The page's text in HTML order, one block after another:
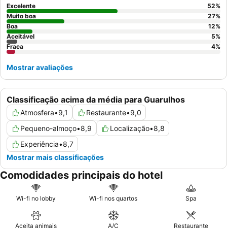
terraço no último piso
oferece excelentes vistas das aeronaves
que se aproximam.
Classificação acima da média para Guarulhos
Atmosfera•9,1 Restaurante•9,0
Pequeno-almoço•8,9 Localização•8,8
Experiência•8,7
Mostrar mais classificações
Excelente 52%
Muito boa
27%
Boa
12%
Aceitável
5%
Fraca
4%
Mostrar avaliações
Comodidades principais do hotel
Wi-fi no lobby Wi-fi nos quartos Spa
Aceita animais A/C Restaurante